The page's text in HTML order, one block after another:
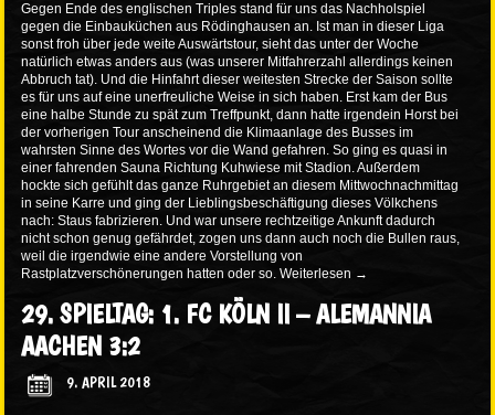
Gegen Ende des englischen Triples stand für uns das Nachholspiel
gegen die Einbauküchen aus Rödinghausen an. Ist man in dieser Liga
sonst froh über jede weite Auswärtstour, sieht das unter der Woche
natürlich etwas anders aus (was unserer Mitfahrerzahl allerdings keinen
Abbruch tat). Und die Hinfahrt dieser weitesten Strecke der Saison sollte
es für uns auf eine unerfreuliche Weise in sich haben. Erst kam der Bus
eine halbe Stunde zu spät zum Treffpunkt, dann hatte irgendein Horst bei
der vorherigen Tour anscheinend die Klimaanlage des Busses im
wahrsten Sinne des Wortes vor die Wand gefahren. So ging es quasi in
einer fahrenden Sauna Richtung Kuhwiese mit Stadion. Außerdem
hockte sich gefühlt das ganze Ruhrgebiet an diesem Mittwochnachmittag
in seine Karre und ging der Lieblingsbeschäftigung dieses Völkchens
nach: Staus fabrizieren. Und war unsere rechtzeitige Ankunft dadurch
nicht schon genug gefährdet, zogen uns dann auch noch die Bullen raus,
weil die irgendwie eine andere Vorstellung von
Rastplatzverschönerungen hatten oder so.Weiterlesen →
29. SPIELTAG: 1. FC KÖLN II – ALEMANNIA
AACHEN 3:2
9. APRIL 2018